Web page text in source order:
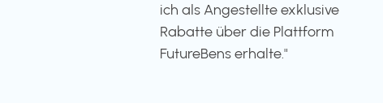
ich als Angestellte exklusive
Rabatte über die Plattform
FutureBens erhalte."